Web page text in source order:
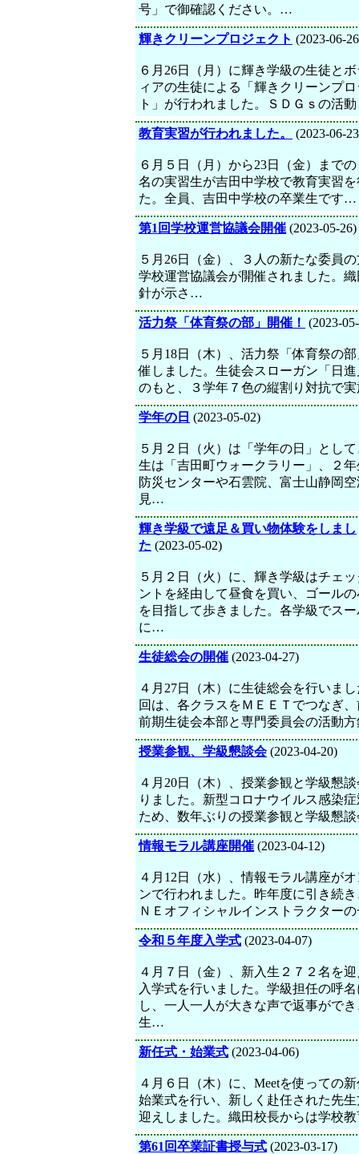
号」で御確認ください。…
輝きクリーンプロジェクト (2023-06-
６月26日（月）に輝き学級の生徒と
ィアの生徒による「輝きクリーンプ
ト」が行われました。ＳＤＧｓの活
教育実習が行われました。 (2023-06-
６月５日（月）から23日（金）まで
名の実習生が吉田中学校で教育実習
た。全員、吉田中学校の卒業生です…
第1回学校運営協議会開催 (2023-05-26)
５月26日（金）、３人の新たな委員
学校運営協議会が開催されました。
針が示さ…
活力祭「体育祭の部」開催！ (2023-
５月18日（木）、活力祭「体育祭の
催しました。生徒会スローガン「日
のもと、３学年７色の縦割り対抗で
学年の日 (2023-05-02)
５月２日（火）は「学年の日」とし
生は「吉田町ウォークラリー」、２
防災センターや石雲院、富士山静岡
見…
輝き学級で遠足＆買い物体験をしまし
た (2023-05-02)
５月２日（火）に、輝き学級はチェ
ントを経由して昼食を買い、ゴール
を目指して歩きました。各学級でス
に…
生徒総会の開催 (2023-04-27)
４月27日（木）に生徒総会を行いま
回は、各クラスをＭＥＥＴでつなぎ
前期生徒会本部と専門委員会の活動
授業参観、学級懇談会(2023-04-20)
４月20日（木）、授業参観と学級懇
りました。新型コロナウイルス感染
ため、数年ぶりの授業参観と学級懇
情報モラル講座開催 (2023-04-12)
４月12日（水）、情報モラル講座が
ンで行われました。昨年度に引き続
ＮＥオフィシャルインストラクター
令和５年度入学式 (2023-04-07)
４月７日（金）、新入生２７２名を
入学式を行いました。学級担任の呼
し、一人一人が大きな声で返事がで
生…
新任式・始業式 (2023-04-06)
４月６日（木）に、Meetを使っての
始業式を行い、新しく赴任された先
迎えしました。織田校長からは学校
第61回卒業証書授与式 (2023-03-17)